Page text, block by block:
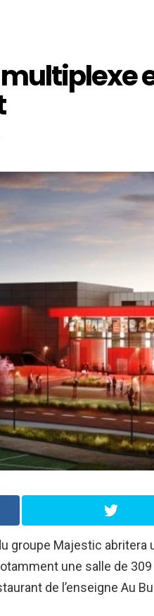
groupe Majestic abritera
une salle de
de l’enseigne Au